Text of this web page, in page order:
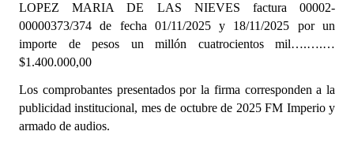
Antiguos Pobladores
Noticias Destacadas
Datos Históricos
LOPEZ MARIA DE LAS NIEVES factura 00002-
00000373/374 de fecha 01/11/2025 y 18/11/2025 por un
importe de pesos un millón cuatrocientos mil….….…
$1.400.000,00
Los comprobantes presentados por la firma corresponden a la
publicidad institucional, mes de octubre de 2025 FM Imperio y
armado de audios.